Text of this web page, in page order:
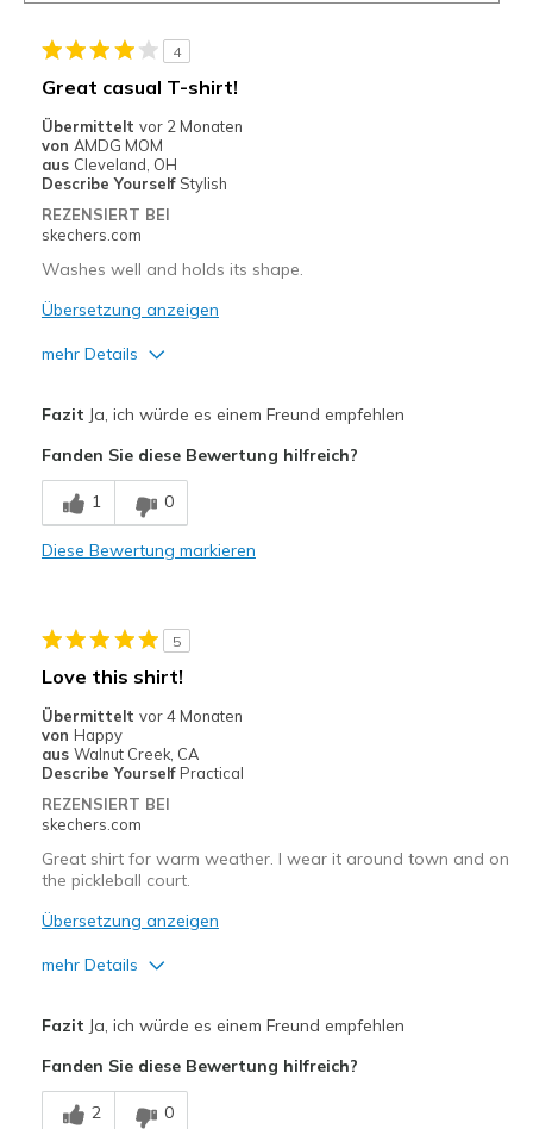
4
Great casual T-shirt!
Übermittelt vor 2 Monaten
von AMDG MOM
aus Cleveland, OH
Describe Yourself Stylish
REZENSIERT BEI
skechers.com
Washes well and holds its shape.
Übersetzung anzeigen
mehr Details
Comfortable
Geeignete Verwendung
Casual Wear
Fazit Ja, ich würde es einem Freund empfehlen
Fanden Sie diese Bewertung hilfreich?
1 0
Diese Bewertung markieren
5
Love this shirt!
Übermittelt vor 4 Monaten
von Happy
aus Walnut Creek, CA
Describe Yourself Practical
REZENSIERT BEI
skechers.com
Great shirt for warm weather. I wear it around town and on
the pickleball court.
Übersetzung anzeigen
mehr Details
Comfortable
Fazit Ja, ich würde es einem Freund empfehlen
Fanden Sie diese Bewertung hilfreich?
2 0